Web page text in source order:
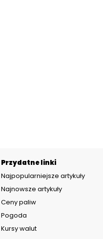
Przydatne linki
Najpopularniejsze artykuły
Najnowsze artykuły
Ceny paliw
Pogoda
Kursy walut